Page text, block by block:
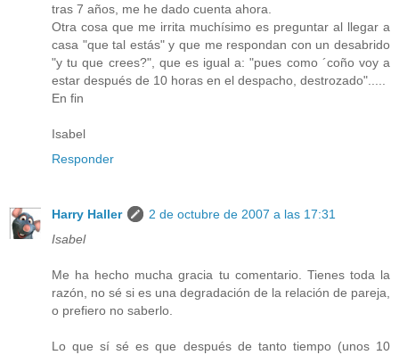
tras 7 años, me he dado cuenta ahora.
Otra cosa que me irrita muchísimo es preguntar al llegar a
casa "que tal estás" y que me respondan con un desabrido
"y tu que crees?", que es igual a: "pues como ´coño voy a
estar después de 10 horas en el despacho, destrozado".....
En fin
Isabel
Responder
Harry Haller
2 de octubre de 2007 a las 17:31
Isabel
Me ha hecho mucha gracia tu comentario. Tienes toda la
razón, no sé si es una degradación de la relación de pareja,
o prefiero no saberlo.
Lo que sí sé es que después de tanto tiempo (unos 10